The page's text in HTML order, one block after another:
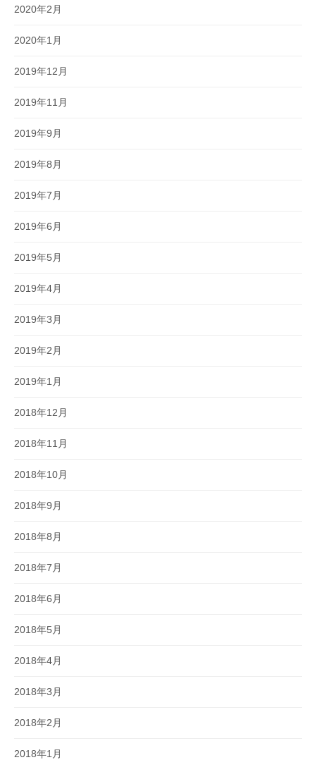
2020年2月
2020年1月
2019年12月
2019年11月
2019年9月
2019年8月
2019年7月
2019年6月
2019年5月
2019年4月
2019年3月
2019年2月
2019年1月
2018年12月
2018年11月
2018年10月
2018年9月
2018年8月
2018年7月
2018年6月
2018年5月
2018年4月
2018年3月
2018年2月
2018年1月